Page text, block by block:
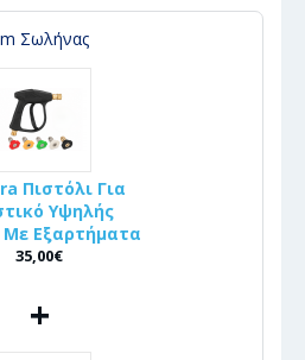
Σωλήνας
Πιστόλι Για
Υψηλής
Με Εξαρτήματα
35,00€
+